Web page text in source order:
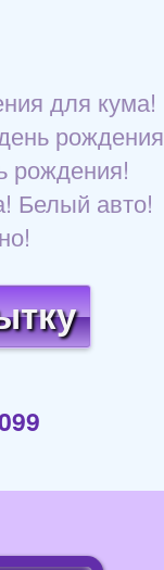
для кума!
рождения
рождения!
Белый авто!